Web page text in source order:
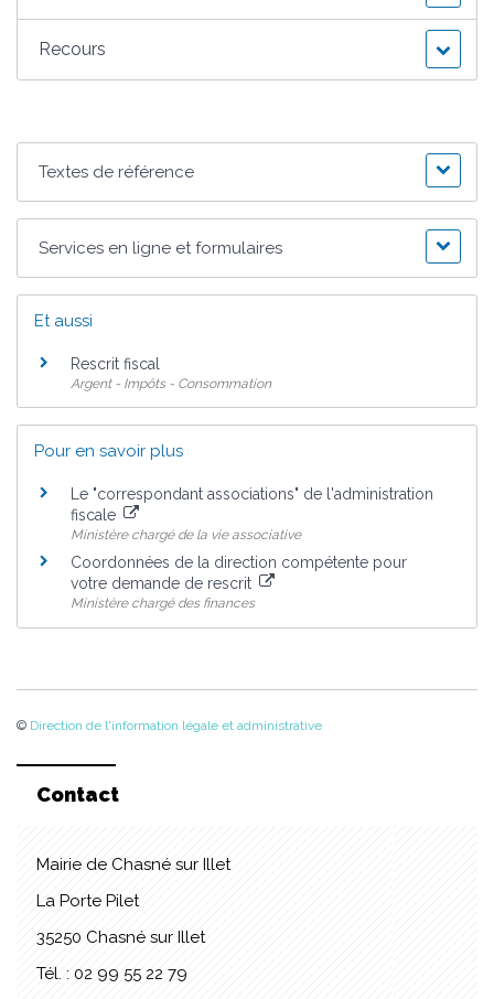
Recours
Textes de référence
Services en ligne et formulaires
Et aussi
Rescrit fiscal
Argent - Impôts - Consommation
Pour en savoir plus
Le "correspondant associations" de l'administration
fiscale
Ministère chargé de la vie associative
Coordonnées de la direction compétente pour
votre demande de rescrit
Ministère chargé des finances
© Direction de l'information légale et administrative
Contact
Mairie de Chasné sur Illet
La Porte Pilet
35250 Chasné sur Illet
Tél. : 02 99 55 22 79